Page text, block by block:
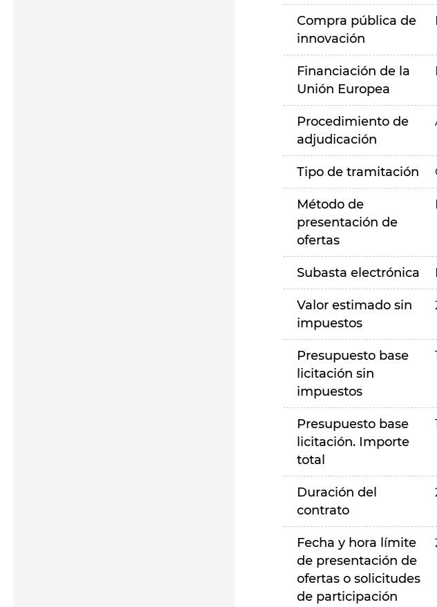
Compra pública de
innovación
Financiación de la
Unión Europea
Procedimiento de
adjudicación
Tipo de tramitación
Método de
presentación de
ofertas
Subasta electrónica
Valor estimado sin
impuestos
Presupuesto base
licitación sin
impuestos
Presupuesto base
licitación. Importe
total
Duración del
contrato
Fecha y hora límite
de presentación de
ofertas o solicitudes
de participación